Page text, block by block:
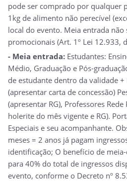
pode ser comprado por qualquer
1kg de alimento não perecível
local do evento. Meia entrada não
promocionais (Art. 1º Lei 12.933,
- Meia entrada: Estudantes:
Médio, Graduação e Pós-
de estudante dentro da validade +
(apresentar carta de concessão)
(apresentar RG), Professores
holerite do mês vigente e RG).
Especiais e seu acompanhante.
meses = 2 anos já pagam
identificação; O benefício de
para 40% do total de ingressos
evento, conforme o Decreto nº